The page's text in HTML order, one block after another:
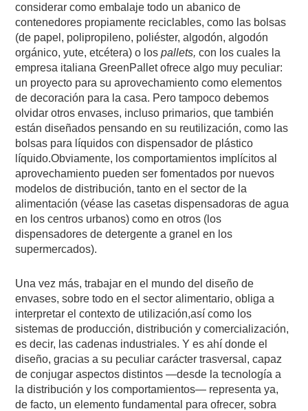
considerar como embalaje todo un abanico de
contenedores propiamente reciclables, como las bolsas
(de papel, polipropileno, poliéster, algodón, algodón
orgánico, yute, etcétera) o lospallets, con los cuales la
empresa italiana GreenPallet ofrece algo muy peculiar:
un proyecto para su aprovechamiento como elementos
de decoración para la casa. Pero tampoco debemos
olvidar otros envases, incluso primarios, que también
están diseñados pensando en su reutilización, como las
bolsas para líquidos con dispensador de plástico
líquido.Obviamente, los comportamientos implícitos al
aprovechamiento pueden ser fomentados por nuevos
modelos de distribución, tanto en el sector de la
alimentación (véase las casetas dispensadoras de agua
en los centros urbanos) como en otros (los
dispensadores de detergente a granel en los
supermercados).
Una vez más, trabajar en el mundo del diseño de
envases, sobre todo en el sector alimentario, obliga a
interpretar el contexto de utilización,así como los
sistemas de producción, distribución y comercialización,
es decir, las cadenas industriales. Y es ahí donde el
diseño, gracias a su peculiar carácter trasversal, capaz
de conjugar aspectos distintos —desde la tecnología a
la distribución y los comportamientos— representa ya,
de facto, un elemento fundamental para ofrecer, sobra